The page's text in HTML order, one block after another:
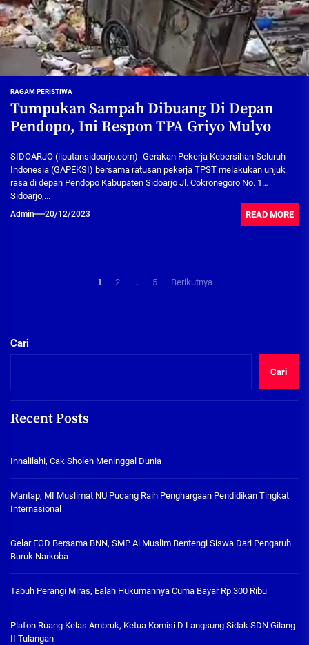
RAGAM PERISTIWA
Tumpukan Sampah Dibuang Di Depan
Pendopo, Ini Respon TPA Griyo Mulyo
SIDOARJO (liputansidoarjo.com)- Gerakan Pekerja Kebersihan Seluruh
Indonesia (GAPEKSI) bersama ratusan pekerja TPST melakukan unjuk
rasa di depan Pendopo Kabupaten Sidoarjo Jl. Cokronegoro No. 1
Sidoarjo,...
Admin 20/12/2023 READ MORE
1 2 … 5 Berikutnya
Cari
Cari
Recent Posts
Innalilahi, Cak Sholeh Meninggal Dunia
Mantap, MI Muslimat NU Pucang Raih Penghargaan Pendidikan Tingkat
Internasional
Gelar FGD Bersama BNN, SMP Al Muslim Bentengi Siswa Dari Pengaruh
Buruk Narkoba
Tabuh Perangi Miras, Ealah Hukumannya Cuma Bayar Rp 300 Ribu
Plafon Ruang Kelas Ambruk, Ketua Komisi D Langsung Sidak SDN Gilang
II Tulangan